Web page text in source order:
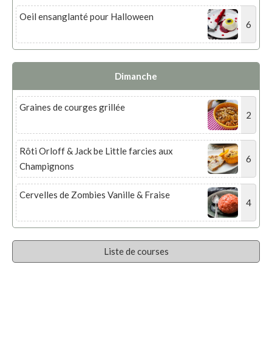
Oeil ensanglanté pour Halloween
6
Dimanche
Graines de courges grillée
2
Rôti Orloff & Jack be Little farcies aux
Champignons
6
Cervelles de Zombies Vanille & Fraise
4
Liste de courses